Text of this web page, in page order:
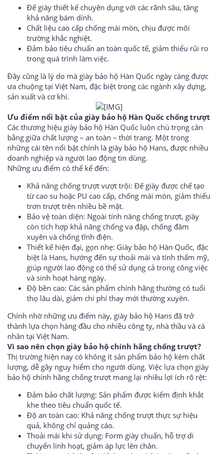
Đế giày thiết kế chuyên dụng với các rãnh sâu, tăng
khả năng bám dính.
Chất liệu cao cấp chống mài mòn, chịu được môi
trường khắc nghiệt.
Đảm bảo tiêu chuẩn an toàn quốc tế, giảm thiểu rủi ro
trong quá trình làm việc.
Đây cũng là lý do mà giày bảo hộ Hàn Quốc ngày càng được
ưa chuộng tại Việt Nam, đặc biệt trong các ngành xây dựng,
sản xuất và cơ khí.
Ưu điểm nổi bật của giày bảo hộ Hàn Quốc chống trượt
Các thương hiệu giày bảo hộ Hàn Quốc luôn chú trọng cân
bằng giữa chất lượng – an toàn – thời trang. Một trong
những cái tên nổi bật chính là giày bảo hộ Hans, được nhiều
doanh nghiệp và người lao động tin dùng.
Những ưu điểm có thể kể đến:
Khả năng chống trượt vượt trội: Đế giày được chế tạo
từ cao su hoặc PU cao cấp, chống mài mòn, giảm thiểu
trơn trượt trên nhiều bề mặt.
Bảo vệ toàn diện: Ngoài tính năng chống trượt, giày
còn tích hợp khả năng chống va đập, chống đâm
xuyên và chống tĩnh điện.
Thiết kế hiện đại, gọn nhẹ: Giày bảo hộ Hàn Quốc, đặc
biệt là Hans, hướng đến sự thoải mái và tính thẩm mỹ,
giúp người lao động có thể sử dụng cả trong công việc
và sinh hoạt hàng ngày.
Độ bền cao: Các sản phẩm chính hãng thường có tuổi
thọ lâu dài, giảm chi phí thay mới thường xuyên.
Chính nhờ những ưu điểm này, giày bảo hộ Hans đã trở
thành lựa chọn hàng đầu cho nhiều công ty, nhà thầu và cá
nhân tại Việt Nam.
Vì sao nên chọn giày bảo hộ chính hãng chống trượt?
Thị trường hiện nay có không ít sản phẩm bảo hộ kém chất
lượng, dễ gây nguy hiểm cho người dùng. Việc lựa chọn giày
bảo hộ chính hãng chống trượt mang lại nhiều lợi ích rõ rệt:
Đảm bảo chất lượng: Sản phẩm được kiểm định khắt
khe theo tiêu chuẩn quốc tế.
Độ an toàn cao: Khả năng chống trượt thực sự hiệu
quả, không chỉ quảng cáo.
Thoải mái khi sử dụng: Form giày chuẩn, hỗ trợ di
chuyển linh hoạt, giảm áp lực lên chân.